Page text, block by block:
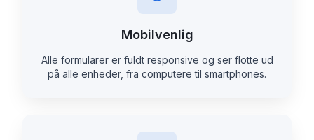
Mobilvenlig
Alle formularer er fuldt responsive og ser flotte ud
på alle enheder, fra computere til smartphones.